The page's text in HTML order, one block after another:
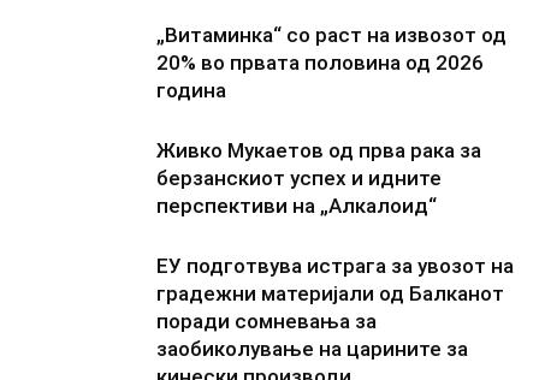
„Витаминка“ со раст на извозот од
20% во првата половина од 2026
година
Живко Мукаетов од прва рака за
берзанскиот успех и идните
перспективи на „Алкалоид“
ЕУ подготвува истрага за увозот на
градежни материјали од Балканот
поради сомневања за
заобиколување на царините за